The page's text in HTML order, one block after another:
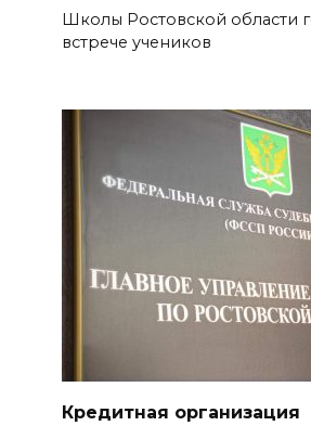
Школы Ростовской области
встрече учеников
Кредитная организация